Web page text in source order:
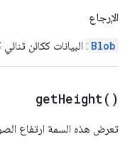
الإرجاع
Blob : البيانات ككائن ثنائي
getHeight( )
تعرض هذه السمة ارتفاع